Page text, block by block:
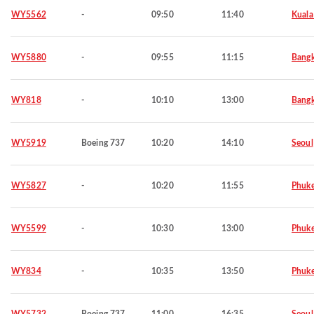
WY5562 - 09:50 11:40
WY5880 - 09:55 11:15
WY818 - 10:10 13:00
WY5919 Boeing 737 10:20 14:10 Seoul
WY5827 - 10:20 11:55
WY5599 - 10:30 13:00
WY834 - 10:35 13:50